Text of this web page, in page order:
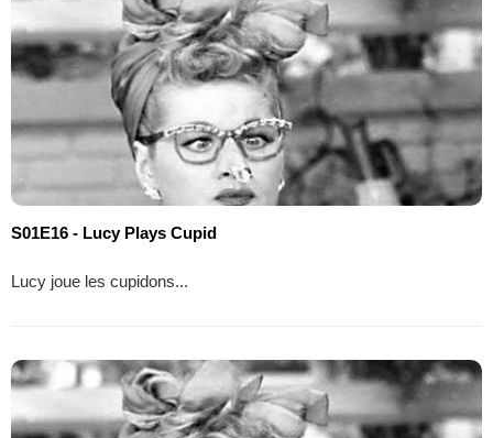
S01E16 - Lucy Plays Cupid
Lucy joue les cupidons...